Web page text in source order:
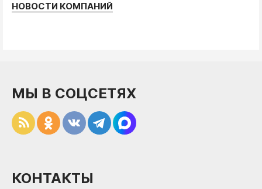
НОВОСТИ КОМПАНИЙ
МЫ В СОЦСЕТЯХ
КОНТАКТЫ